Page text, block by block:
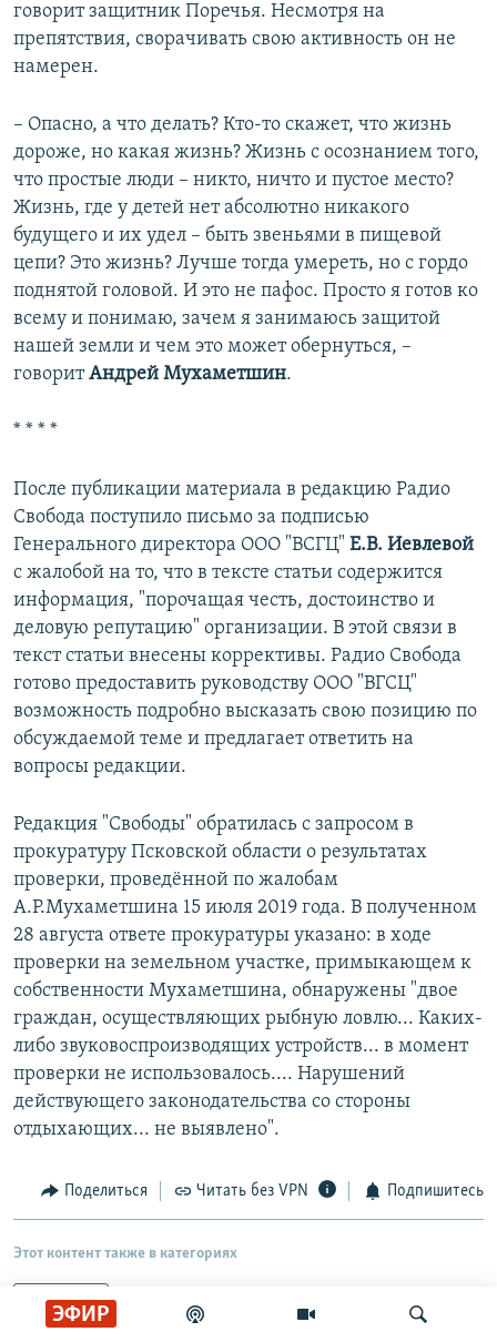
ЭФИР
говорит защитник Поречья. Несмотря на
препятствия, сворачивать свою активность он не
намерен.
– Опасно, а что делать? Кто-то скажет, что жизнь
дороже, но какая жизнь? Жизнь с осознанием того,
что простые люди – никто, ничто и пустое место?
Жизнь, где у детей нет абсолютно никакого
будущего и их удел – быть звеньями в пищевой
цепи? Это жизнь? Лучше тогда умереть, но с гордо
поднятой головой. И это не пафос. Просто я готов ко
всему и понимаю, зачем я занимаюсь защитой
нашей земли и чем это может обернуться, –
говоритАндрей Мухаметшин.
* * * *​
После публикации материала в редакцию Радио
Свобода поступило письмо за подписью
Генерального директора ООО "ВСГЦ" Е.В. Иевлевой
с жалобой на то, что в тексте статьи содержится
информация, "порочащая честь, достоинство и
деловую репутацию" организации. В этой связи в
текст статьи внесены коррективы. Радио Свобода
готово предоставить руководству ООО "ВГСЦ"
возможность подробно высказать свою позицию по
обсуждаемой теме и предлагает ответить на
вопросы редакции.
Редакция "Свободы" обратилась с запросом в
прокуратуру Псковской области о результатах
проверки, проведённой по жалобам
А.Р.Мухаметшина 15 июля 2019 года. В полученном
28 августа ответе прокуратуры указано: в ходе
проверки на земельном участке, примыкающем к
собственности Мухаметшина, обнаружены "двое
граждан, осуществляющих рыбную ловлю... Каких-
либо звуковоспроизводящих устройств... в момент
проверки не использовалось.... Нарушений
действующего законодательства со стороны
отдыхающих... не выявлено".
Поделиться Читать без VPN Подпишитесь
Этот контент также в категориях
Общество